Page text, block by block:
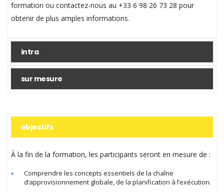
formation ou contactez-nous au +33 6 98 26 73 28 pour
obtenir de plus amples informations.
intra
sur mesure
objectifs
À la fin de la formation, les participants seront en mesure de :
Comprendre les concepts essentiels de la chaîne
d’approvisionnement globale, de la planification à l’exécution.